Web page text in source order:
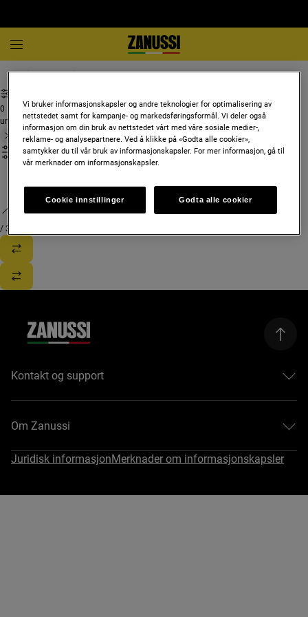
Hvitevarer og hjemmeapparater
0
undefined
/ 3
Kontakt og support
Kontakt oss
Reparasjoner
Registrere et produkt
Last ned bruksanvisningar
Om Zanussi
Om Zanussi
#EasyTips
Juridisk informasjonMerknader om informasjonskapsler
Vi bruker informasjonskapsler og andre teknologier for optimalisering av
nettstedet samt for kampanje- og markedsføringsformål. Vi deler også
informasjon om din bruk av nettstedet vårt med våre sosiale medier-,
reklame- og analysepartnere. Ved å klikke på «Godta alle cookier»,
samtykker du til vår bruk av informasjonskapsler. For mer informasjon, gå til
vår merknader om informasjonskapsler.
Cookie innstillinger Godta alle cookier